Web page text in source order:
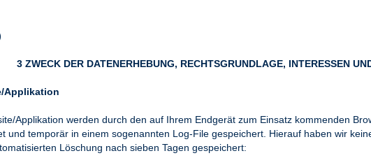
3 ZWECK DER DATENERHEBUNG, RECHTSGRUNDLAGE, INTERESSEN
Applikation
Applikation werden durch den auf Ihrem Endgerät zum Einsatz kommenden
und temporär in einem sogenannten Log-File gespeichert. Hierauf haben wir
Löschung nach sieben Tagen gespeichert: